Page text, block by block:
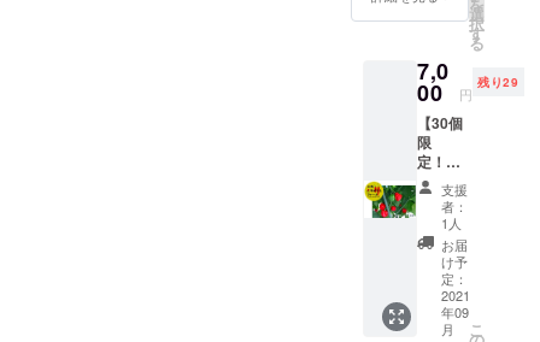
けな
ど。生
食も
可。 プ
リック
チン
ダー：
トムヤ
ムクン
や炒め
ものな
ど ハバ
ネロ：
スープ
1kgを想
種/発送
量/時期
育状況
によっ
て変動
しま
す。予
めご了
承くだ
さい。
調理方
法） ビ
キー
採れた
中で、
生で食
べられ
るとう
がらし
をチョ
イス
（写真
はイ
メージ
です）
プサ
ジュエ
ラ、中
国大牛
を
選
択
す
る
7,0
00 円
残り29
【30個
限
定！
とうが
らし地
獄1kg
セット
（辛さ
レベ
ル：🌶🌶
🌶 ）】
・十色
支援
者：
1人
お届
け予
定：
2021
年09
月
こ